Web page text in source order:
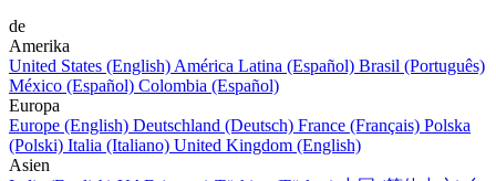
de
Amerika
United States (English) América Latina (Español) Brasil (Português)
México (Español) Colombia (Español)
Europa
Europe (English) Deutschland (Deutsch) France (Français) Polska
(Polski) Italia (Italiano) United Kingdom (English)
Asien